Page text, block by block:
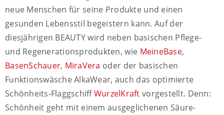
neue Menschen für seine Produkte und einen
gesunden Lebensstil begeistern kann. Auf der
diesjährigen BEAUTY wird neben basischen Pflege-
und Regenerationsprodukten, wie MeineBase,
BasenSchauer, MiraVera oder der basischen
Funktionswäsche AlkaWear, auch das optimierte
Schönheits-FlaggschiffWurzelKraft vorgestellt. Denn:
Schönheit geht mit einem ausgeglichenen Säure-